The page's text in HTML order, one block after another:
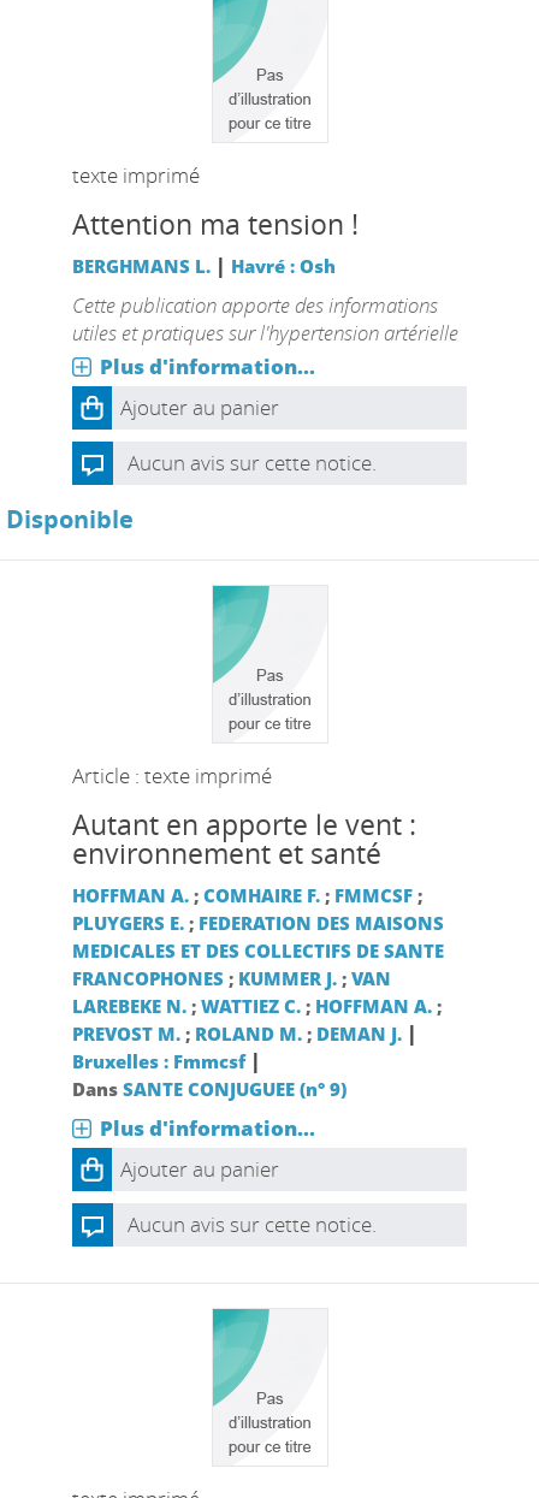
texte imprimé
Attention ma tension !
BERGHMANS L. | Havré : Osh
Cette publication apporte des informations
utiles et pratiques sur l'hypertension artérielle
Plus d'information...
Ajouter au panier
Aucun avis sur cette notice.
Disponible
Article : texte imprimé
Autant en apporte le vent :
environnement et santé
HOFFMAN A.; COMHAIRE F.; FMMCSF;
PLUYGERS E.; FEDERATION DES MAISONS
MEDICALES ET DES COLLECTIFS DE SANTE
FRANCOPHONES; KUMMER J.; VAN
LAREBEKE N.; WATTIEZ C.; HOFFMAN A.;
PREVOST M.; ROLAND M.; DEMAN J. |
Bruxelles : Fmmcsf|
Dans SANTE CONJUGUEE (n° 9)
Plus d'information...
Ajouter au panier
Aucun avis sur cette notice.